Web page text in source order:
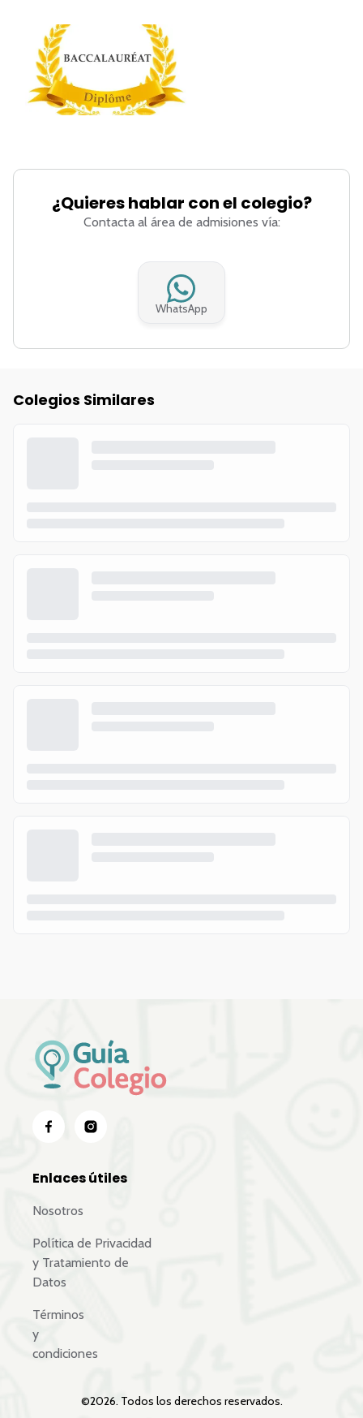
¿Quieres hablar con el colegio?
Contacta al área de admisiones vía:
WhatsApp
Colegios Similares
Enlaces útiles
Nosotros
Política de Privacidad
y Tratamiento de
Datos
Términos
y
condiciones
©2026. Todos los derechos reservados.